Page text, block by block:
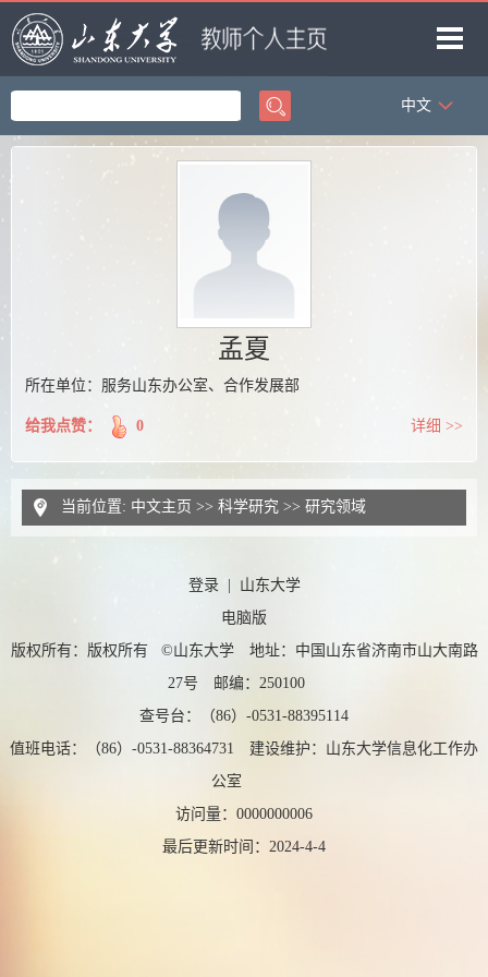
首页
教师博客
中文
孟夏
所在单位：服务山东办公室、合作发展部
给我点赞： 0 详细 >>
当前位置: 中文主页 >> 科学研究 >> 研究领域
登录| 山东大学
电脑版
版权所有：版权所有 ©山东大学 地址：中国山东省济南市山大南路
27号 邮编：250100
查号台：（86）-0531-88395114
值班电话：（86）-0531-88364731 建设维护：山东大学信息化工作办
公室
访问量： 0000000006
最后更新时间： 2024-4-4